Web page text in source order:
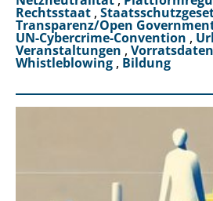
Rechtsstaat ,
Transparenz/Open
UN-Cybercrime-Convention ,
Veranstaltungen ,
Whistleblowing , Bildung